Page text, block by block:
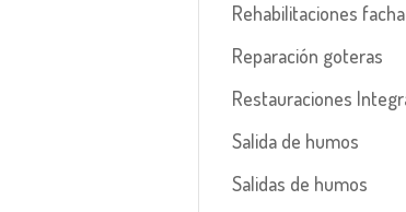
Rehabilitaciones
Reparación goteras
Restauraciones
Salida de humos
Salidas de humos